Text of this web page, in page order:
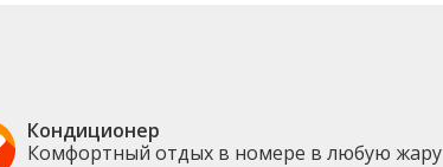
Кондиционер
Комфортный отдых в номере в любую жару